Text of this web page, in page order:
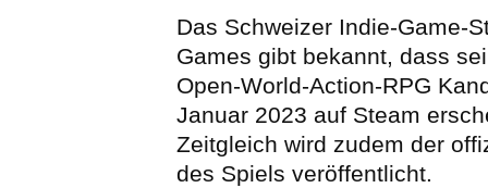
Das Schweizer Indie-Game-
Games gibt bekannt, dass
Open-World-Action-RPG
Januar 2023 auf Steam
Zeitgleich wird zudem der
des Spiels veröffentlicht.